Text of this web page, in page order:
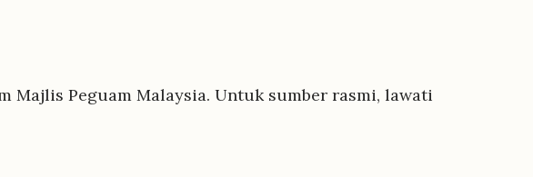
Peguam Malaysia. Untuk sumber rasmi, lawati